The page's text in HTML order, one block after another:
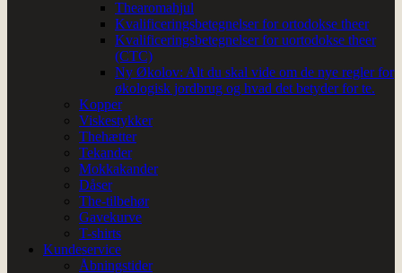
Thearomahjul
Kvalificeringsbetegnelser for ortodokse theer
Kvalificeringsbetegnelser for uortodokse theer
(CTC)
Ny Økolov: Alt du skal vide om de nye regler for
økologisk jordbrug og hvad det betyder for te.
Kopper
Viskestykker
Thehætter
Tekander
Mokkakander
Dåser
The-tilbehør
Gavekurve
T-shirts
Kundeservice
Åbningstider